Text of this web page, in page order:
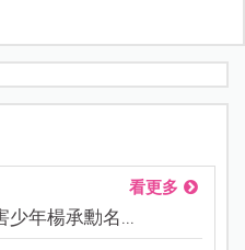
看更多
少年楊承勳名...